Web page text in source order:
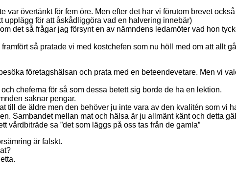
övertänkt för fem öre. Men efter det har vi förutom brevet
för att åskådliggöra vad en halvering innebär)
det så frågar jag försynt en av nämndens ledamöter vad hon
så pratade vi med kostchefen som nu höll med om att allt
företagshälsan och prata med en beteendevetare. Men vi
cheferna för så som dessa betett sig borde de ha en lektion.
saknar pengar.
de äldre men den behöver ju inte vara av den kvalitén som vi
Sambandet mellan mat och hälsa är ju allmänt känt och detta
vårdbiträde sa ”det som läggs på oss tas från de gamla”
är falskt.